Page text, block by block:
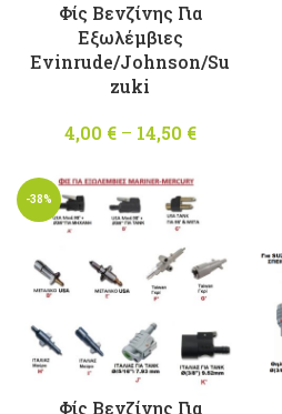
Φίς Βενζίνης Για
Εξωλέμβιες
Evinrude/Johnson/Su
zuki
4,00 € – 14,50 €
through
-38%
Φίς Βενζίνης Για